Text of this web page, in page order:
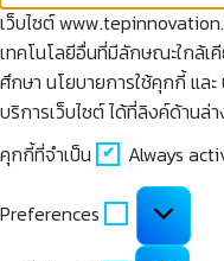
เว็บไซต์
เทคโนโลยีอื่นที่มีลักษณะใกล้เ
ศึกษา นโยบายการใช้คุกกี้ แล
บริการเว็บไซต์ ได้ที่ลิงค์ด้านล่า
คุกกี้ที่จำเป็น
ที่
จำเป็น
Always
Preferences